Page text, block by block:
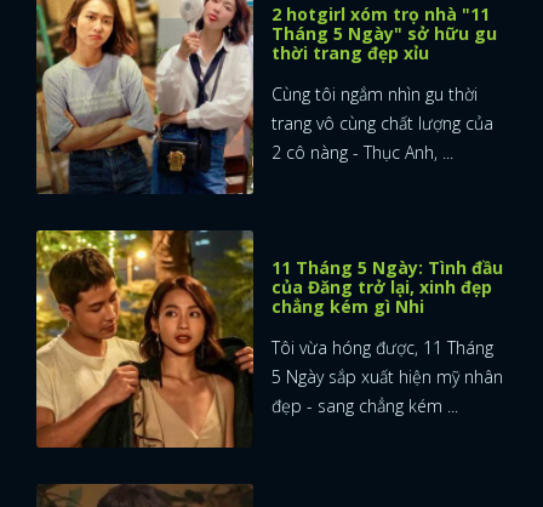
2 hotgirl xóm trọ nhà "11
Tháng 5 Ngày" sở hữu gu
thời trang đẹp xỉu
Cùng tôi ngắm nhìn gu thời
trang vô cùng chất lượng của
2 cô nàng - Thục Anh, ...
11 Tháng 5 Ngày: Tình đầu
của Đăng trở lại, xinh đẹp
chẳng kém gì Nhi
Tôi vừa hóng được, 11 Tháng
5 Ngày sắp xuất hiện mỹ nhân
đẹp - sang chẳng kém ...